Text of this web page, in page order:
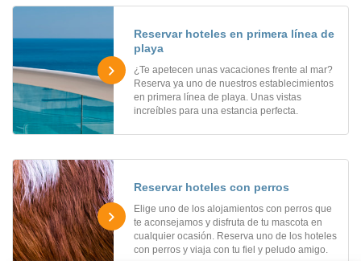
Reservar hoteles en primera línea de
playa
¿Te apetecen unas vacaciones frente al mar?
Reserva ya uno de nuestros establecimientos
en primera línea de playa. Unas vistas
increíbles para una estancia perfecta.
Reservar hoteles con perros
Elige uno de los alojamientos con perros que
te aconsejamos y disfruta de tu mascota en
cualquier ocasión. Reserva uno de los hoteles
con perros y viaja con tu fiel y peludo amigo.